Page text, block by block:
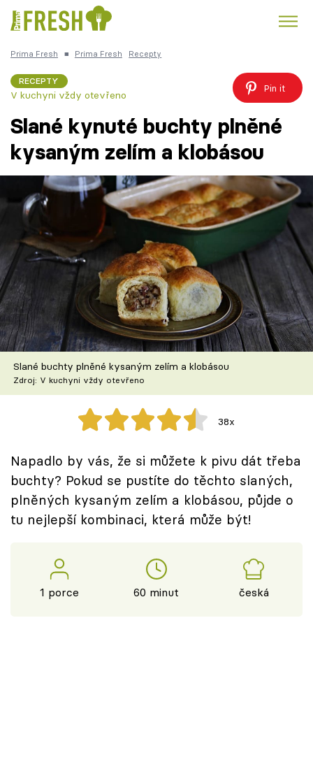
Česká kuchyně Čokoláda
Témata
Recepty
Články
TV Program
Škola vaření
Recepty z TV
Speciál: Cuketa
Těhotnej kuchař
Sledujte prima+
Přihlášení
Sledujte nás
Prima Fresh ■ Prima Fresh Recepty
RECEPTY
V kuchyni vždy otevřeno
Pin it
Slané kynuté buchty plněné
kysaným zelím a klobásou
Slané buchty plněné kysaným zelím a klobásou
Zdroj: V kuchyni vždy otevřeno
38x
Napadlo by vás, že si můžete k pivu dát třeba
buchty? Pokud se pustíte do těchto slaných,
plněných kysaným zelím a klobásou, půjde o
tu nejlepší kombinaci, která může být!
1 porce 60 minut česká